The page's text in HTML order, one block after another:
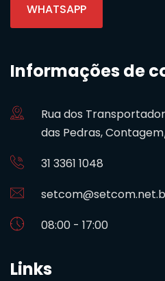
WHATSAPP
Informações de
Rua dos
das Pedras,
31 3361 1048
08:00 - 17:00
Links